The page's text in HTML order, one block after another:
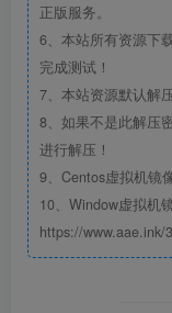
正版服务。
6、本站所有资源下
完成测试！
7、本站资源默认解
8、如果不是此解压
进行解压！
9、Centos虚拟机镜
10、Window虚拟机
https://www.aae.ink/